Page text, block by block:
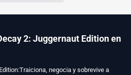
2: Juggernaut Edition en
negocia y sobrevive a